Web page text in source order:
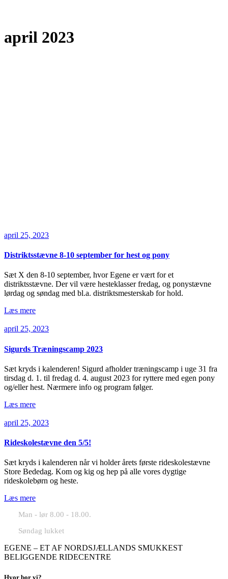
april 2023
april 25, 2023
Distriktsstævne 8-10 september for hest og pony
Sæt X den 8-10 september, hvor Egene er vært for et
distriktsstævne. Der vil være hesteklasser fredag, og ponystævne
lørdag og søndag med bl.a. distriktsmesterskab for hold.
Læs mere
april 25, 2023
Sigurds Træningscamp 2023
Sæt kryds i kalenderen! Sigurd afholder træningscamp i uge 31 fra
tirsdag d. 1. til fredag d. 4. august 2023 for ryttere med egen pony
og/eller hest. Nærmere info og program følger.
Læs mere
april 25, 2023
Rideskolestævne den 5/5!
Sæt kryds i kalenderen når vi holder årets første rideskolestævne
Store Bededag. Kom og kig og hep på alle vores dygtige
rideskolebørn og heste.
Læs mere
Man - lør 8.00 - 18.00.
Søndag lukket
EGENE – ET AF NORDSJÆLLANDS SMUKKEST
BELIGGENDE RIDECENTRE
Hvor bor vi?